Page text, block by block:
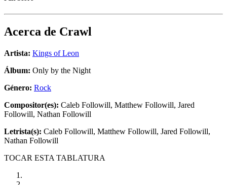
Acerca de Crawl
Artista: Kings of Leon
Álbum: Only by the Night
Género: Rock
Compositor(es): Caleb Followill, Matthew Followill, Jared
Followill, Nathan Followill
Letrista(s): Caleb Followill, Matthew Followill, Jared Followill,
Nathan Followill
TOCAR ESTA TABLATURA